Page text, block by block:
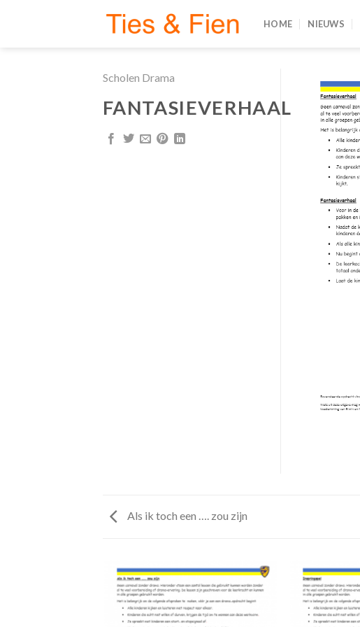
HOME NIEUWS
Scholen Drama
FANTASIEVERHAAL
Als ik toch een …. zou zijn